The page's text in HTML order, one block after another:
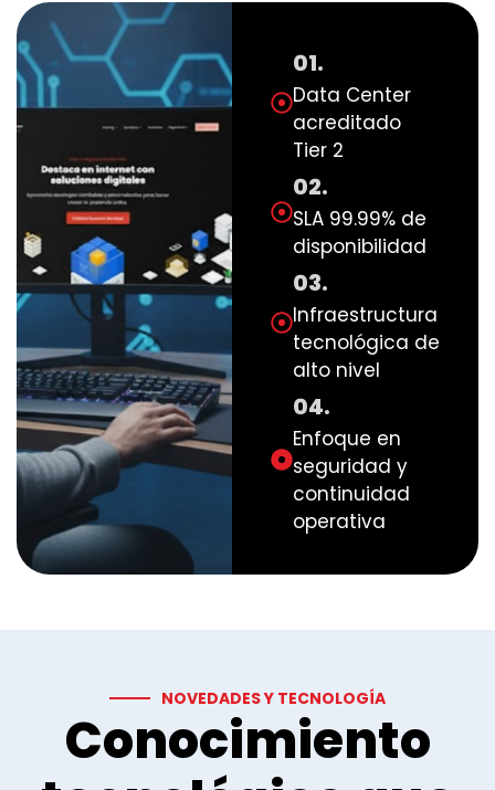
01.
Data Center
acreditado
Tier 2
02.
SLA 99.99% de
disponibilidad
03.
Infraestructura
tecnológica de
alto nivel
04.
Enfoque en
seguridad y
continuidad
operativa
NOVEDADES Y TECNOLOGÍA
Conocimiento